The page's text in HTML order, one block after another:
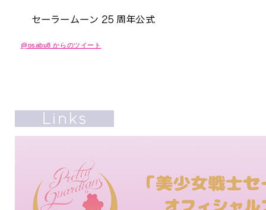
@osabu8 からのツイート